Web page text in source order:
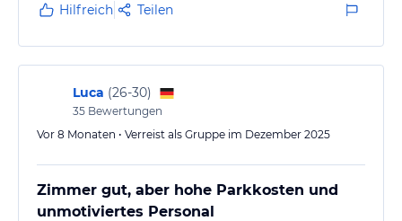
Hilfreich Teilen
Luca (26-30)
35 Bewertungen
Vor 8 Monaten • Verreist als Gruppe im Dezember 2025
Zimmer gut, aber hohe Parkkosten und
unmotiviertes Personal